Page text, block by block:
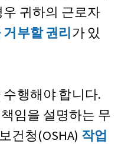
귀하의 근로자
부할 권리가 있
행해야 합니다.
임을 설명하는 무
건청(OSHA) 작업